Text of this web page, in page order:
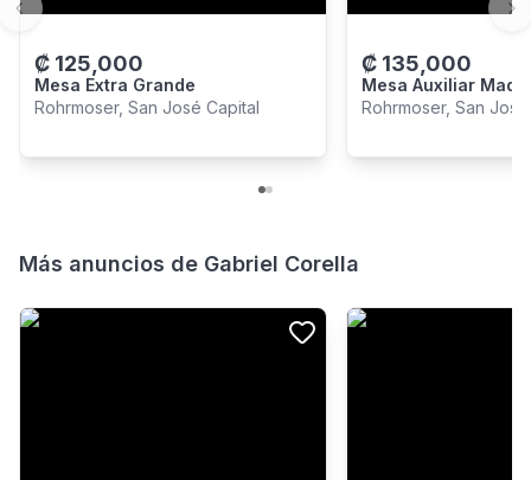
₡ 125,000
Mesa Extra Grande
Rohrmoser, San José Capital
₡ 135,000
Mesa Auxiliar
Rohrmoser, San
Previous slide
Más anuncios de Gabriel Corella